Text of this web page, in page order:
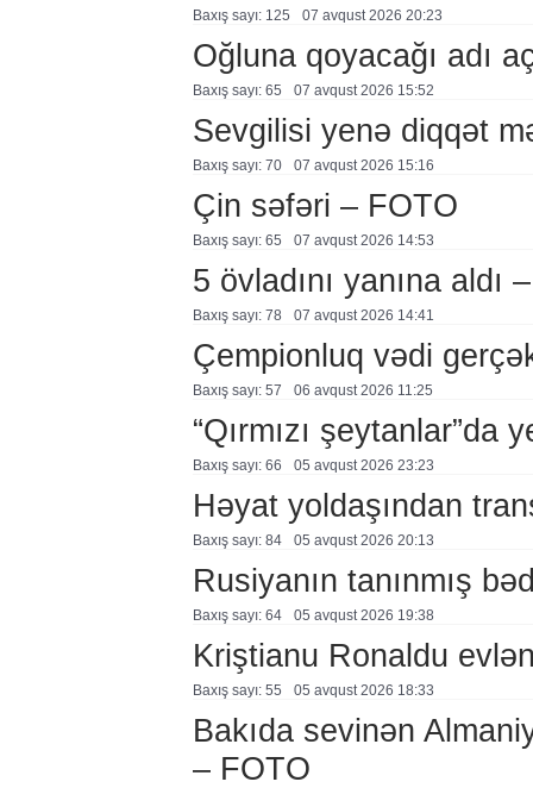
Baxış sayı: 125 07 avqust 2026 20:23
Oğluna qoyacağı adı
Baxış sayı: 65 07 avqust 2026 15:52
Sevgilisi yenə diqqət
Baxış sayı: 70 07 avqust 2026 15:16
Çin səfəri – FOTO
Baxış sayı: 65 07 avqust 2026 14:53
5 övladını yanına aldı
Baxış sayı: 78 07 avqust 2026 14:41
Çempionluq vədi
Baxış sayı: 57 06 avqust 2026 11:25
“Qırmızı şeytanlar”da
Baxış sayı: 66 05 avqust 2026 23:23
Həyat yoldaşından
Baxış sayı: 84 05 avqust 2026 20:13
Rusiyanın tanınmış
Baxış sayı: 64 05 avqust 2026 19:38
Kriştianu Ronaldu
Baxış sayı: 55 05 avqust 2026 18:33
Bakıda sevinən
– FOTO